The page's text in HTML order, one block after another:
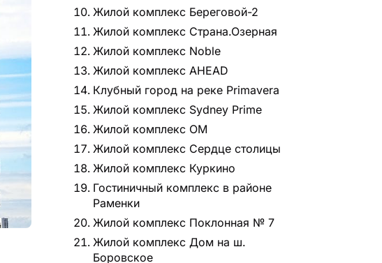
Жилой комплекс Береговой-2
Жилой комплекс Страна.Озерная
Жилой комплекс Noble
Жилой комплекс AHEAD
Клубный город на реке Primavera
Жилой комплекс Sydney Prime
Жилой комплекс ОМ
Жилой комплекс Сердце столицы
Жилой комплекс Куркино
Гостиничный комплекс в районе
Раменки
Жилой комплекс Поклонная № 7
Жилой комплекс Дом на ш.
Боровское